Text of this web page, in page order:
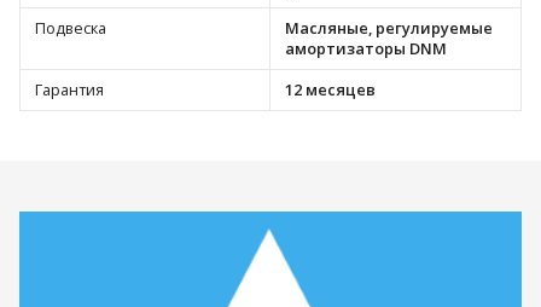
Подвеска
Масляные, регулируемые
амортизаторы DNM
Гарантия
12 месяцев